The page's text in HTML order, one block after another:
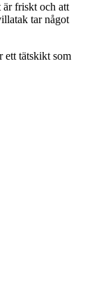
är friskt och att
tar något
ett tätskikt som